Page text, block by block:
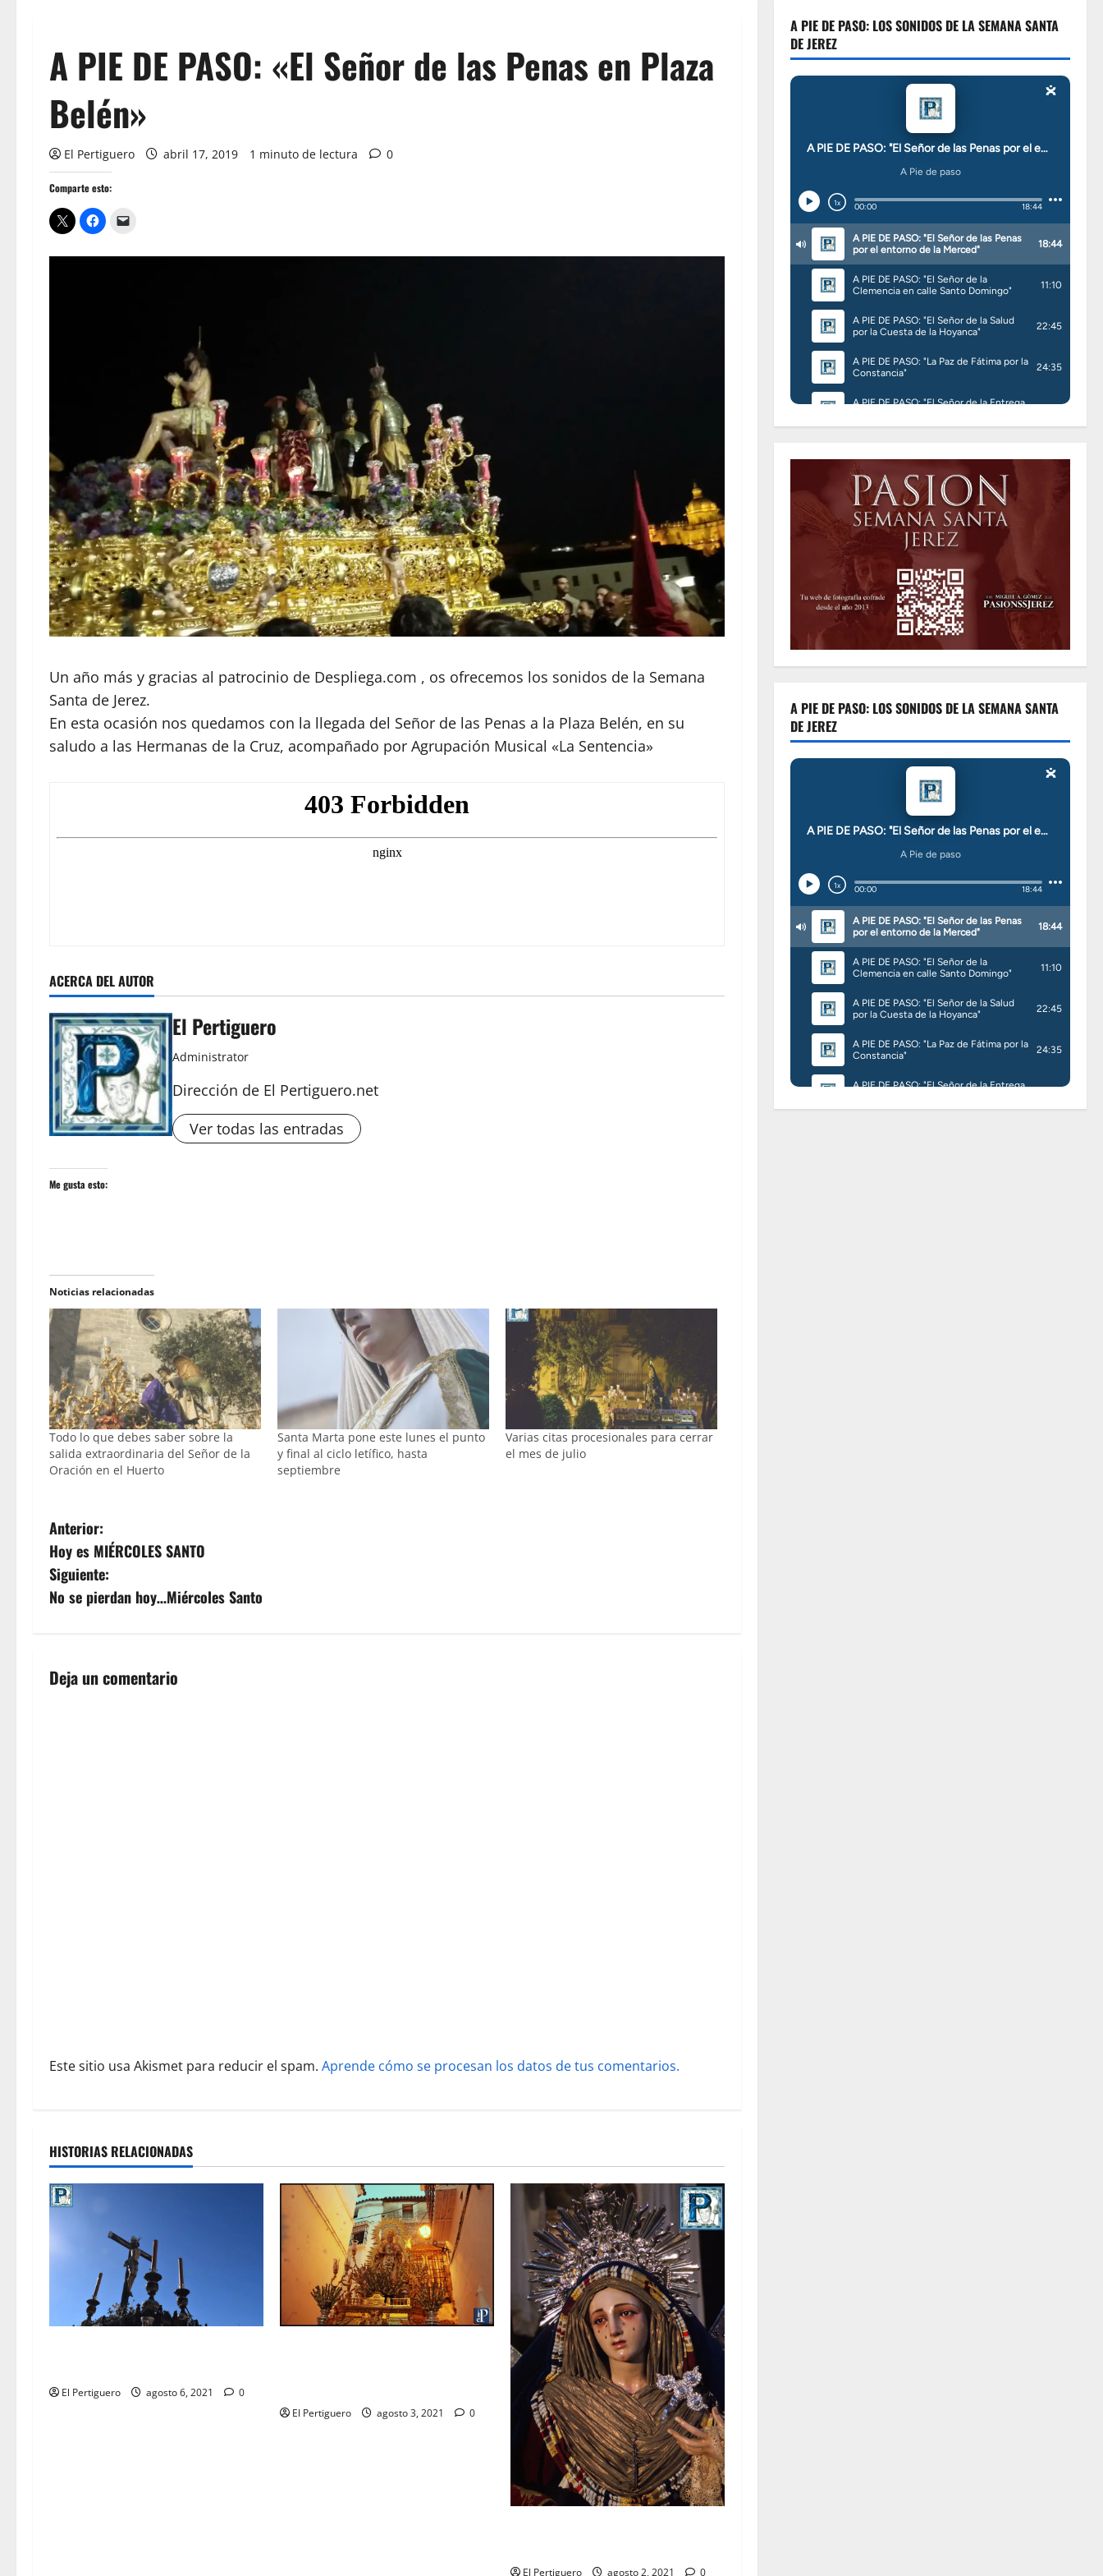
A PIE DE PASO: «El Señor de las Penas en Plaza
Belén»
El Pertiguero abril 17, 2019 1 minuto de lectura 0
Comparte esto:
Un año más y gracias al patrocinio de Despliega.com , os ofrecemos los sonidos de la Semana
Santa de Jerez.
En esta ocasión nos quedamos con la llegada del Señor de las Penas a la Plaza Belén, en su
saludo a las Hermanas de la Cruz, acompañado por Agrupación Musical «La Sentencia»
ACERCA DEL AUTOR
El Pertiguero
Administrator
Dirección de El Pertiguero.net
Ver todas las entradas
Me gusta esto:
Noticias relacionadas
Todo lo que debes saber sobre la
salida extraordinaria del Señor de la
Oración en el Huerto
Santa Marta pone este lunes el punto
y final al ciclo letífico, hasta
septiembre
Varias citas procesionales para cerrar
el mes de julio
N
a
v
g
a
s
Anterior:
Hoy es MIÉRCOLES SANTO
Siguiente:
No se pierdan hoy…Miércoles Santo
Deja un comentario
Este sitio usa Akismet para reducir el spam. Aprende cómo se procesan los datos de tus comentarios.
HISTORIAS RELACIONADAS
El Pertiguero agosto 6, 2021 0
El Pertiguero agosto 3, 2021 0
El Pertiguero agosto 2, 2021 0
A PIE DE PASO: LOS SONIDOS DE LA SEMANA SANTA
DE JEREZ
A PIE DE PASO: LOS SONIDOS DE LA SEMANA SANTA
DE JEREZ